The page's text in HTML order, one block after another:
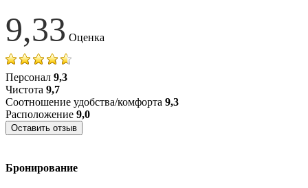
9,33 Оценка
Персонал 9,3
Чистота 9,7
Соотношение удобства/комфорта 9,3
Расположение 9,0
Оставить отзыв
Бронирование